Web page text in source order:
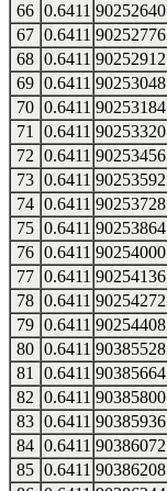
66 0.6411 90252640
67 0.6411 90252776
68 0.6411 90252912
69 0.6411 90253048
70 0.6411 90253184
71
0.6411 90253320
72 0.6411 90253456
73 0.6411 90253592
74 0.6411 90253728
75 0.6411 90253864
76 0.6411 90254000
77 0.6411 90254136
78 0.6411 90254272
79 0.6411 90254408
80 0.6411 90385528
81
0.6411 90385664
82 0.6411 90385800
83 0.6411 90385936
84 0.6411 90386072
85 0.6411 90386208